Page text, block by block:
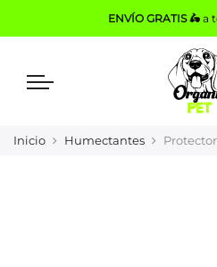
ENVÍO GRATIS 🛵a
Inicio Humectantes